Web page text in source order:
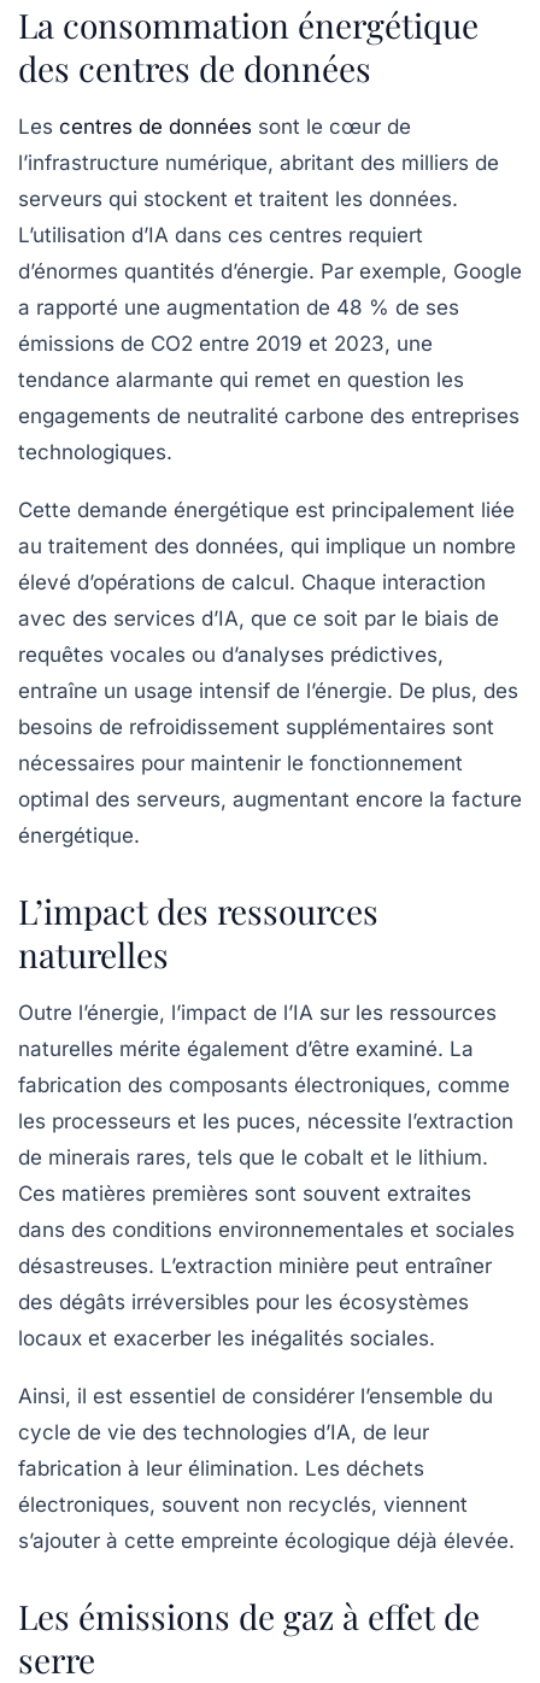
La consommation énergétique
des centres de données
Les centres de données sont le cœur de
l’infrastructure numérique, abritant des milliers de
serveurs qui stockent et traitent les données.
L’utilisation d’IA dans ces centres requiert
d’énormes quantités d’énergie. Par exemple, Google
a rapporté une augmentation de 48 % de ses
émissions de CO2 entre 2019 et 2023, une
tendance alarmante qui remet en question les
engagements de neutralité carbone des entreprises
technologiques.
Cette demande énergétique est principalement liée
au traitement des données, qui implique un nombre
élevé d’opérations de calcul. Chaque interaction
avec des services d’IA, que ce soit par le biais de
requêtes vocales ou d’analyses prédictives,
entraîne un usage intensif de l’énergie. De plus, des
besoins de refroidissement supplémentaires sont
nécessaires pour maintenir le fonctionnement
optimal des serveurs, augmentant encore la facture
énergétique.
L’impact des ressources
naturelles
Outre l’énergie, l’impact de l’IA sur les ressources
naturelles mérite également d’être examiné. La
fabrication des composants électroniques, comme
les processeurs et les puces, nécessite l’extraction
de minerais rares, tels que le cobalt et le lithium.
Ces matières premières sont souvent extraites
dans des conditions environnementales et sociales
désastreuses. L’extraction minière peut entraîner
des dégâts irréversibles pour les écosystèmes
locaux et exacerber les inégalités sociales.
Ainsi, il est essentiel de considérer l’ensemble du
cycle de vie des technologies d’IA, de leur
fabrication à leur élimination. Les déchets
électroniques, souvent non recyclés, viennent
s’ajouter à cette empreinte écologique déjà élevée.
Les émissions de gaz à effet de
serre